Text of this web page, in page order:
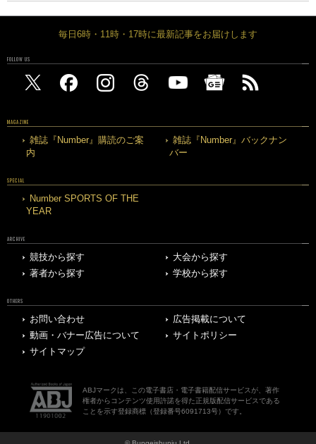
毎日6時・11時・17時に最新記事をお届けします
FOLLOW US
MAGAZINE
雑誌『Number』購読のご案
内
雑誌『Number』バックナン
バー
SPECIAL
Number SPORTS OF THE
YEAR
ARCHIVE
競技から探す
大会から探す
著者から探す
学校から探す
OTHERS
お問い合わせ
広告掲載について
動画・バナー広告について
サイトポリシー
サイトマップ
ABJマークは、この電子書店・電子書籍配信サービスが、著作
権者からコンテンツ使用許諾を得た正規版配信サービスである
ことを示す登録商標（登録番号6091713号）です。